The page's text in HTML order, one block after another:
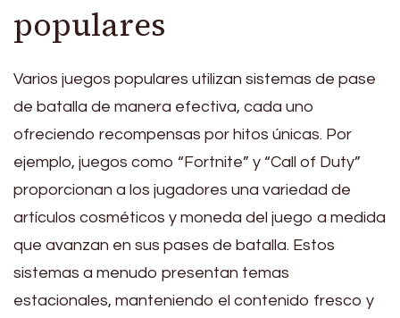
populares
Varios juegos populares utilizan sistemas de pase
de batalla de manera efectiva, cada uno
ofreciendo recompensas por hitos únicas. Por
ejemplo, juegos como “Fortnite” y “Call of Duty”
proporcionan a los jugadores una variedad de
artículos cosméticos y moneda del juego a medida
que avanzan en sus pases de batalla. Estos
sistemas a menudo presentan temas
estacionales, manteniendo el contenido fresco y